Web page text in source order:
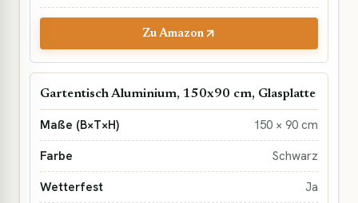
Zu Amazon
Gartentisch Aluminium, 150x90 cm, Glasplatte
150 × 90 cm
Schwarz
Ja